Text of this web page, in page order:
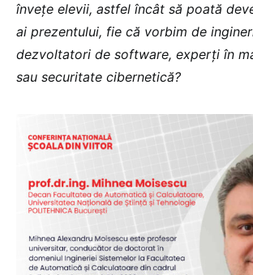
învețe elevii, astfel încât să poată
ai prezentului, fie că vorbim de
dezvoltatori de software, experți în
sau securitate cibernetică?